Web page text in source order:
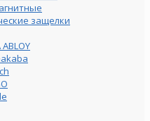
защелки